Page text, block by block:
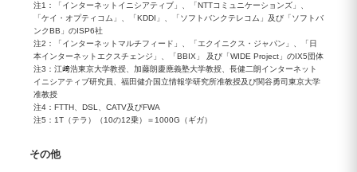
注1：「インターネットイニシアティブ」、「NTTコミュニケーションズ」、
「ケイ・オプティコム」、「KDDI」、「ソフトバンクテレコム」及び「ソフトバ
ンクBB」のISP6社
注2：「インターネットマルチフィード」、「エクイニクス・ジャパン」、「日
本インターネットエクスチェンジ」、「BBIX」 及び「WIDE Project」のIX5団体
注3：江﨑浩東京大学教授、加藤朗慶應義塾大学教授、長健二朗インターネット
イニシアティブ研究員、福田健介国立情報学研究所准教授及び関谷勇司東京大学
准教授
注4：FTTH、DSL、CATV及びFWA
注5：1T（テラ）（10の12乗）＝1000G（ギガ）
その他